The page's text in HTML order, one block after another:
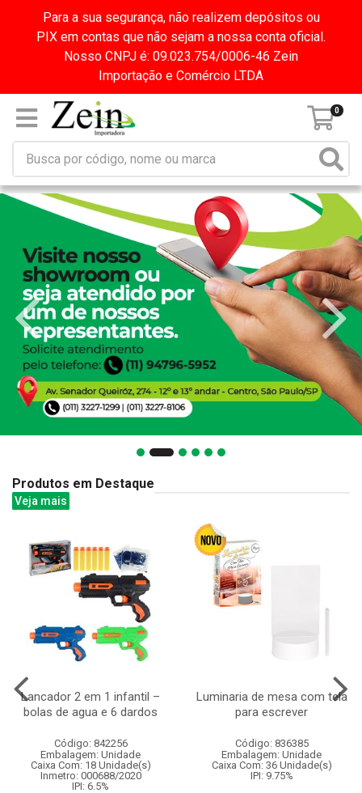
Para a sua segurança, não realizem depósitos ou
PIX em contas que não sejam a nossa conta oficial.
Nosso CNPJ é: 09.023.754/0006-46 Zein
Importação e Comércio LTDA
0
Produtos em Destaque
Veja mais
Lancador 2 em 1 infantil –
bolas de agua e 6 dardos
Código: 842256
Embalagem: Unidade
Caixa Com: 18 Unidade(s)
Inmetro: 000688/2020
IPI: 6.5%
Luminaria de mesa com tela
para escrever
Código: 836385
Embalagem: Unidade
Caixa Com: 36 Unidade(s)
IPI: 9.75%